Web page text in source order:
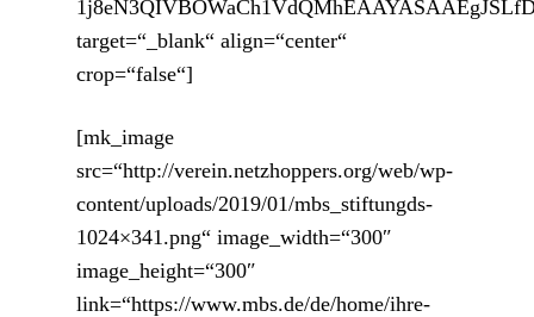
target=“_blank“ align=“center“
crop=“false“]
[mk_image
src=“http://verein.netzhoppers.org/web/wp-
content/uploads/2019/01/mbs_stiftungds-
1024×341.png“ image_width=“300″
image_height=“300″
link=“https://www.mbs.de/de/home/ihre-